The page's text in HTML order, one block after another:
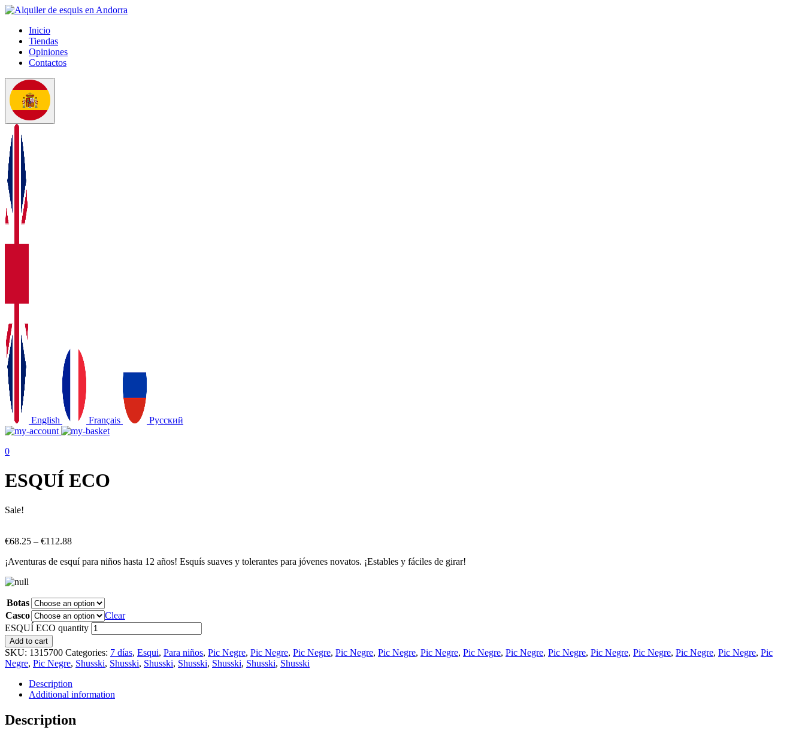
Inicio
Tiendas
Opiniones
Contactos
English Français Русский
0
ESQUÍ ECO
Sale!
€68.25 – €112.88
¡Aventuras de esquí para niños hasta 12 años! Esquís suaves y tolerantes para jóvenes novatos. ¡Estables y fáciles de girar!
Botas
Casco
Clear
ESQUÍ ECO quantity
Add to cart
SKU: 1315700 Categories: 7 días, Esqui, Para niños, Pic Negre, Pic Negre, Pic Negre, Pic Negre, Pic Negre, Pic Negre, Pic Negre, Pic Negre, Pic Negre, Pic Negre, Pic Negre, Pic Negre, Pic Negre, Pic
Negre, Pic Negre, Shusski, Shusski, Shusski, Shusski, Shusski, Shusski, Shusski
Description
Additional information
Description